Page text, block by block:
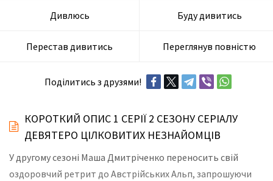
Дивлюсь Буду дивитись
Перестав дивитись Переглянув повністю
Поділитись з друзями!
КОРОТКИЙ ОПИС 1 СЕРІЇ 2 СЕЗОНУ СЕРІАЛУ
ДЕВЯТЕРО ЦІЛКОВИТИХ НЕЗНАЙОМЦІВ
У другому сезоні Маша Дмитріченко переносить свій
оздоровчий ретрит до Австрійських Альп, запрошуючи